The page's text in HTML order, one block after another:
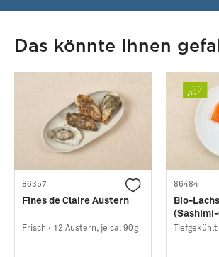
Das könnte Ihnen
86357
Fines de Claire Austern
Frisch · 12 Austern, je ca. 90g
86484
Bio-
Tiefgekühlt